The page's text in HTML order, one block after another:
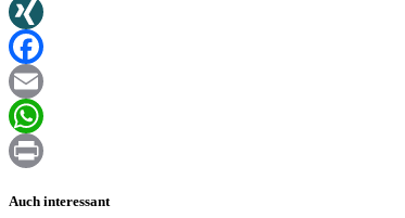
Twitter
XING
Facebook
Email
WhatsApp
Auch interessant